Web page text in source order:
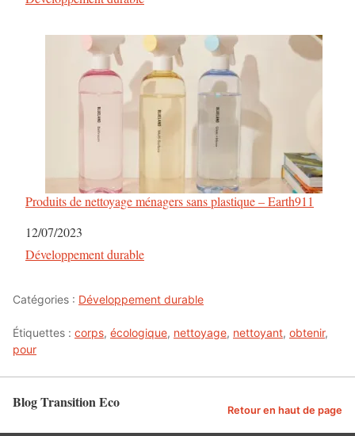
c
l
e
s
Produits de nettoyage ménagers sans plastique – Earth911
Date
12/07/2023
Par rapport à
Développement durable
Catégories : Développement durable
Étiquettes : corps, écologique, nettoyage, nettoyant, obtenir,
pour
Blog Transition Eco Retour en haut de page